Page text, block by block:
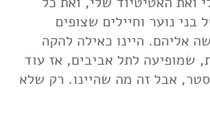
נוער וחיילים שצופים
אליהם. היינו כאילה להקה
שמופיעה לתל אביבים, אז עוד
אבל זה מה שהיינו. רק שלא